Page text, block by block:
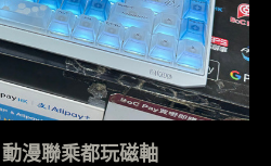
漫聯乘都玩磁軸